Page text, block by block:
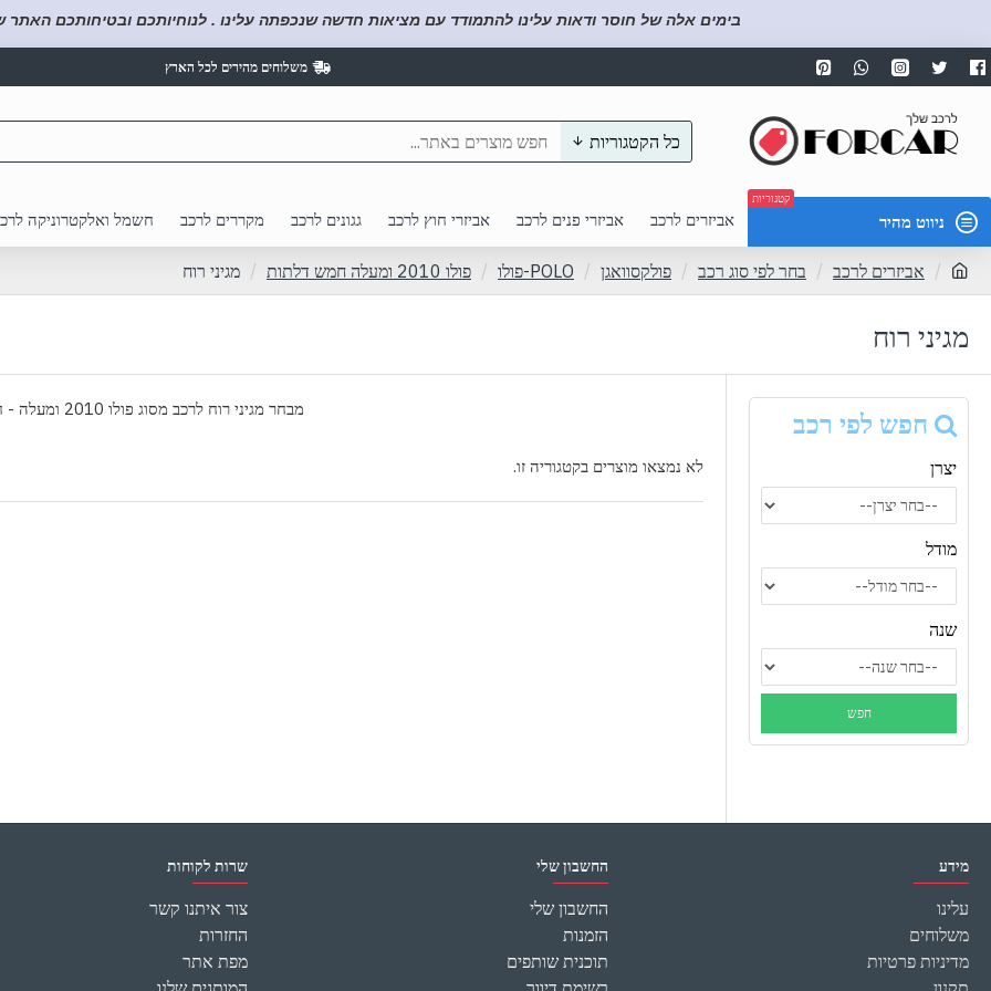
בימים אלה של חוסר ודאות עלינו להתמודד עם מציאות חדשה שנכפתה עלינו . לנוחיותכם ובטיחותכם האתר
משלוחים מהירים לכל הארץ
כל הקטגוריות
ניווט מהיר
קטגוריות
אביזרים לרכב אביזרי פנים לרכב אביזרי חוץ לרכב גגונים לרכב מקררים לרכב חשמל ואלקטרוניקה
אביזרים לרכב בחר לפי סוג רכב פולקסוואגן POLO-פולו פולו 2010 ומעלה חמש דלתות מגיני רוח
מגיני רוח
חפש לפי רכב
יצרן
מודל
שנה
מבחר מגיני רוח לרכב מסוג פולו 2010 ומעלה - חמש דלתות
לא נמצאו מוצרים בקטגוריה זו.
מידע
עלינו
משלוחים
מדיניות פרטיות
החשבון שלי
החשבון שלי
הזמנות
תוכנית שותפים
שרות לקוחות
צור איתנו קשר
החזרות
מפת אתר